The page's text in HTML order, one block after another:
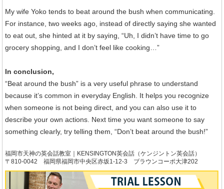
My wife Yoko tends to beat around the bush when communicating.
For instance, two weeks ago, instead of directly saying she wanted
to eat out, she hinted at it by saying, “Uh, I didn’t have time to go
grocery shopping, and I don’t feel like cooking…”
In conclusion,
“Beat around the bush” is a very useful phrase to understand
because it’s common in everyday English. It helps you recognize
when someone is not being direct, and you can also use it to
describe your own actions. Next time you want someone to say
something clearly, try telling them, “Don’t beat around the bush!”
福岡市天神の英会話教室｜KENSINGTON英会話（ケンジントン英会話）
〒810-0042 福岡県福岡市中央区赤坂1-12-3 ブラウンコーポ大津202